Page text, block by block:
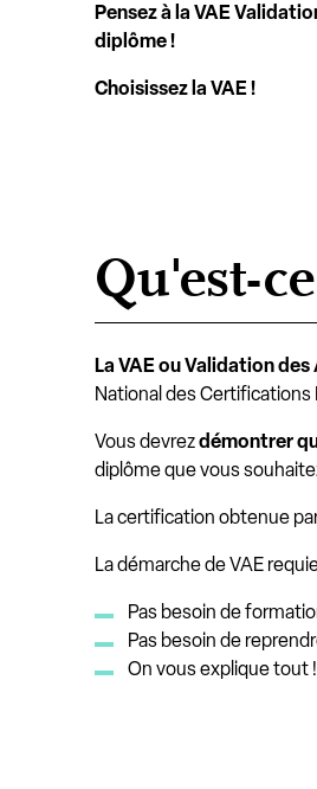
Pensez à la VAE
diplôme !
Choisissez la VAE !
Qu'est-
La VAE ou Validation
National des Certifications
Vous devrezdémontrer
diplôme que vous
La certification obtenue
La démarche de VAE
Pas besoin de
Pas besoin de
On vous explique tout !